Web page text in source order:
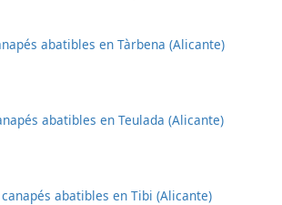
abatibles en Tàrbena (Alicante)
abatibles en Teulada (Alicante)
abatibles en Tibi (Alicante)